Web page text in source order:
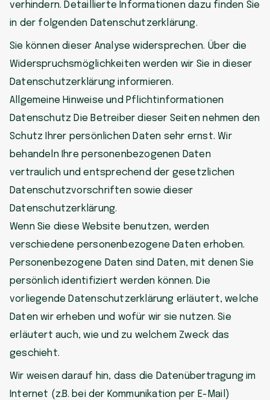
verhindern. Detaillierte Informationen dazu finden Sie
in der folgenden Datenschutzerklärung.
Sie können dieser Analyse widersprechen. Über die
Widerspruchsmöglichkeiten werden wir Sie in dieser
Datenschutzerklärung informieren.
Allgemeine Hinweise und Pflichtinformationen
Datenschutz Die Betreiber dieser Seiten nehmen den
Schutz Ihrer persönlichen Daten sehr ernst. Wir
behandeln Ihre personenbezogenen Daten
vertraulich und entsprechend der gesetzlichen
Datenschutzvorschriften sowie dieser
Datenschutzerklärung.
Wenn Sie diese Website benutzen, werden
verschiedene personenbezogene Daten erhoben.
Personenbezogene Daten sind Daten, mit denen Sie
persönlich identifiziert werden können. Die
vorliegende Datenschutzerklärung erläutert, welche
Daten wir erheben und wofür wir sie nutzen. Sie
erläutert auch, wie und zu welchem Zweck das
geschieht.
Wir weisen darauf hin, dass die Datenübertragung im
Internet (z.B. bei der Kommunikation per E-Mail)